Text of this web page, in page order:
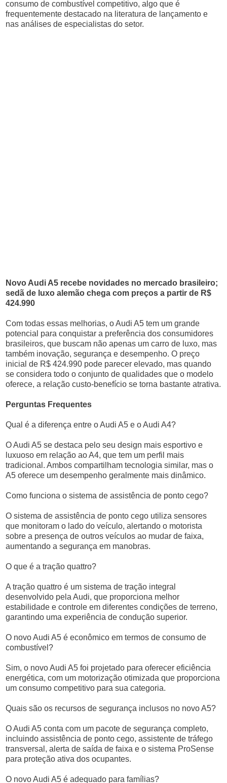
consumo de combustível competitivo, algo que é
frequentemente destacado na literatura de lançamento e
nas análises de especialistas do setor.
Novo Audi A5 recebe novidades no mercado brasileiro;
sedã de luxo alemão chega com preços a partir de R$
424.990
Com todas essas melhorias, o Audi A5 tem um grande
potencial para conquistar a preferência dos consumidores
brasileiros, que buscam não apenas um carro de luxo, mas
também inovação, segurança e desempenho. O preço
inicial de R$ 424.990 pode parecer elevado, mas quando
se considera todo o conjunto de qualidades que o modelo
oferece, a relação custo-benefício se torna bastante atrativa.
Perguntas Frequentes
Qual é a diferença entre o Audi A5 e o Audi A4?
O Audi A5 se destaca pelo seu design mais esportivo e
luxuoso em relação ao A4, que tem um perfil mais
tradicional. Ambos compartilham tecnologia similar, mas o
A5 oferece um desempenho geralmente mais dinâmico.
Como funciona o sistema de assistência de ponto cego?
O sistema de assistência de ponto cego utiliza sensores
que monitoram o lado do veículo, alertando o motorista
sobre a presença de outros veículos ao mudar de faixa,
aumentando a segurança em manobras.
O que é a tração quattro?
A tração quattro é um sistema de tração integral
desenvolvido pela Audi, que proporciona melhor
estabilidade e controle em diferentes condições de terreno,
garantindo uma experiência de condução superior.
O novo Audi A5 é econômico em termos de consumo de
combustível?
Sim, o novo Audi A5 foi projetado para oferecer eficiência
energética, com um motorização otimizada que proporciona
um consumo competitivo para sua categoria.
Quais são os recursos de segurança inclusos no novo A5?
O Audi A5 conta com um pacote de segurança completo,
incluindo assistência de ponto cego, assistente de tráfego
transversal, alerta de saída de faixa e o sistema ProSense
para proteção ativa dos ocupantes.
O novo Audi A5 é adequado para famílias?